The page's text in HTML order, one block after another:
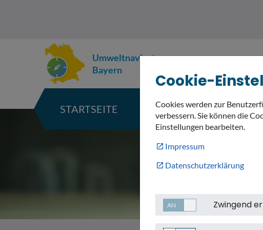
Umweltnavigator
Bayern
STARTSEITE KARTE
Cookie-
Cookies werden zur
verbessern. Sie können die
Einstellungen bearbeiten.
Impressum
Datenschutzerklärung
Zwingend